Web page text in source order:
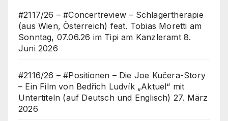
#2117/26 – #Concertreview – Schlagertherapie
(aus Wien, Österreich) feat. Tobias Moretti am
Sonntag, 07.06.26 im Tipi am Kanzleramt 8.
Juni 2026
#2116/26 – #Positionen – Die Joe Kučera-Story
– Ein Film von Bedřich Ludvík „Aktuel“ mit
Untertiteln (auf Deutsch und Englisch) 27. März
2026